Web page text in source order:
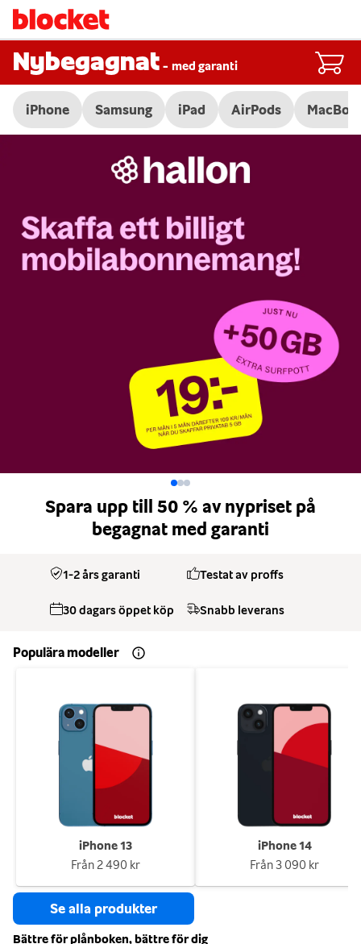
Nybegagnat - med garanti
iPhone Samsung iPad AirPods
Spara upp till 50 % av nypriset på
begagnat med garanti
1-2 års garanti Testat av proffs
30 dagars öppet köp Snabb leverans
Populära modeller
iPhone 13
Från 2 490 kr
iPhone 14
Från3 090 kr
Se alla produkter
Bättre för plånboken, bättre för dig